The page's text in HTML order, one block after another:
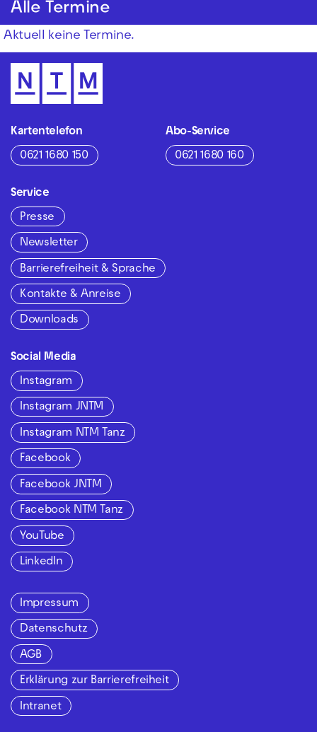
Alle Termine
Aktuell keine Termine.
Kartentelefon
0621 1680 150
Abo-Service
0621 1680 160
Service
Presse
Newsletter
Barrierefreiheit & Sprache
Kontakte & Anreise
Downloads
Social Media
Instagram
Instagram JNTM
Instagram NTM Tanz
Facebook
Facebook JNTM
Facebook NTM Tanz
YouTube
LinkedIn
Impressum
Datenschutz
AGB
Erklärung zur Barrierefreiheit
Intranet